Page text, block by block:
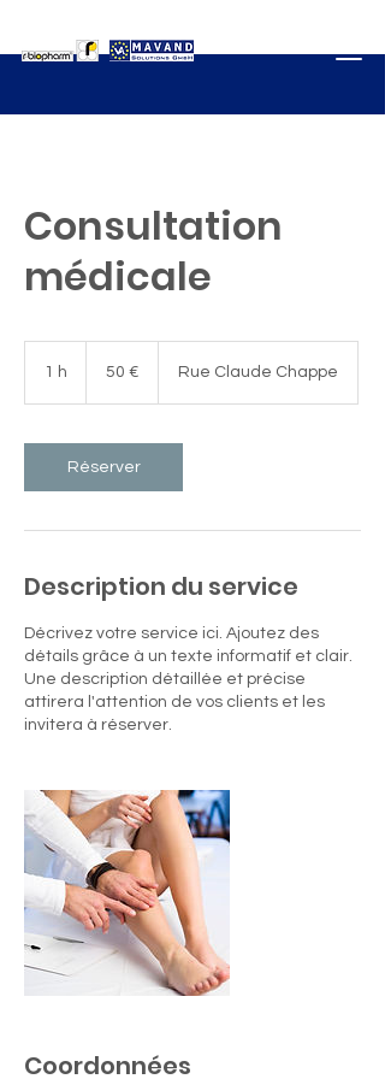
Consultation
médicale
1 h 50 € Rue Claude Chappe
Réserver
Description du service
Décrivez votre service ici. Ajoutez des
détails grâce à un texte informatif et clair.
Une description détaillée et précise
attirera l'attention de vos clients et les
invitera à réserver.
Coordonnées